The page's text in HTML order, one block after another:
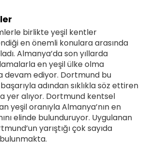
birlikte yeşil kentler
en önemli konulara arasında
Almanya’da son yıllarda
en yeşil ülke olma
devam ediyor. Dortmund bu
adından sıklıkla söz ettiren
yer alıyor. Dortmund kentsel
yeşil oranıyla Almanya’nın en
elinde bulunduruyor. Uygulanan
yarıştığı çok sayıda